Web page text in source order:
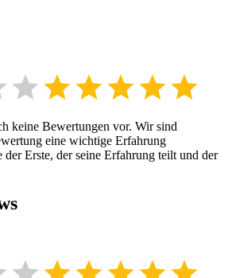
keine Bewertungen vor. Wir sind
eine wichtige Erfahrung
der Erste, der seine Erfahrung teilt und der